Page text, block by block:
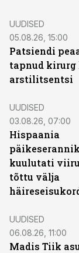
UUDISED
05.08.26, 15:00
Patsiendi
tapnud kirurg
arstilitsentsi
UUDISED
03.08.26, 07:00
Hispaania
kuulutati
tõttu välja
UUDISED
06.08.26, 11:00
Madis Tiik